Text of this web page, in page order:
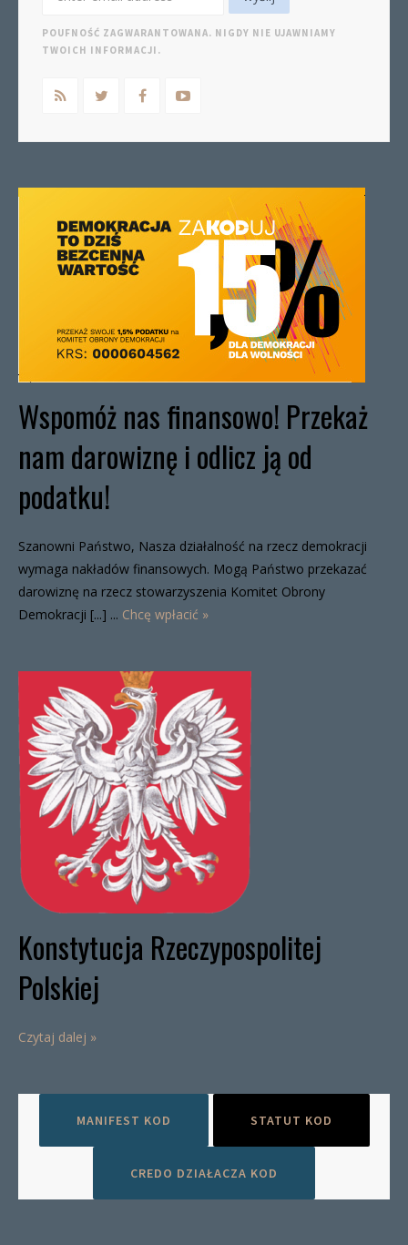
POUFNOŚĆ ZAGWARANTOWANA. NIGDY NIE UJAWNIAMY
TWOICH INFORMACJI.
Wspomóż nas finansowo! Przekaż
nam darowiznę i odlicz ją od
podatku!
Szanowni Państwo, Nasza działalność na rzecz demokracji
wymaga nakładów finansowych. Mogą Państwo przekazać
darowiznę na rzecz stowarzyszenia Komitet Obrony
Demokracji [...] ... Chcę wpłacić »
Konstytucja Rzeczypospolitej
Polskiej
Czytaj dalej »
MANIFEST KOD STATUT KOD
CREDO DZIAŁACZA KOD